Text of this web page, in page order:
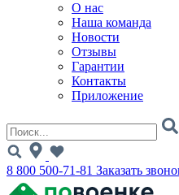
О нас
Наша команда
Новости
Отзывы
Гарантии
Контакты
Приложение
8 800 500-71-81 Заказать